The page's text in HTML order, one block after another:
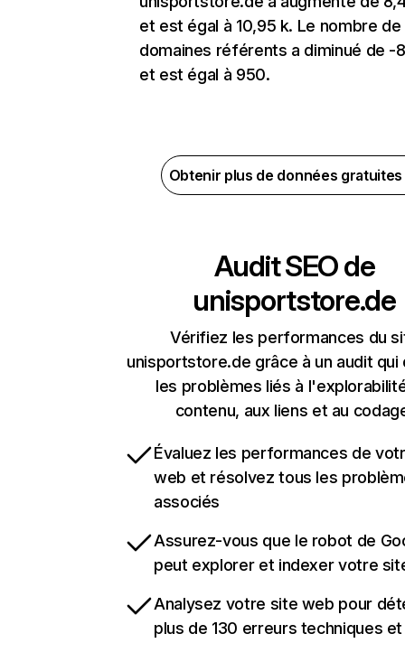
et est égal à 10,95 k. Le nombre de
domaines référents a diminué de -
et est égal à 950.
Obtenir plus de données
Audit SEO de
unisportstore.de
Vérifiez les performances du
unisportstore.de grâce à un audit
les problèmes liés à
contenu, aux liens et au
Évaluez les performances de
web et résolvez tous les
associés
Assurez-vous que le robot de
peut explorer et indexer votre
Analysez votre site web pour
plus de 130 erreurs techniques et